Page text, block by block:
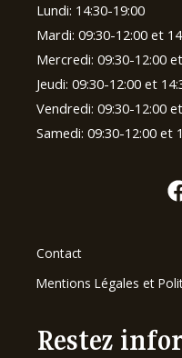
Lundi: 14:30-19:00
Mardi: 09:30-12:00 et
Mercredi: 09:30-12:00
Jeudi: 09:30-12:00 et
Vendredi: 09:30-12:00
Samedi: 09:30-12:00 et
Contact
Mentions Légales et
Restez